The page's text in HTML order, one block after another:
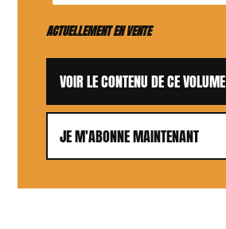
ACTUELLEMENT EN VENTE
VOIR LE CONTENU DE CE VOLUME
JE M'ABONNE MAINTENANT